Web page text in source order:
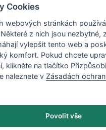
Inženýrské manuály
manuály s teoretickými i
použití programů.
Cookies
webových stránkách
z nich jsou nezbytné,
vylepšit tento web a
komfort. Pokud chcete
klikněte na tlačítko
naleznete v Zásadách
Povolit vše